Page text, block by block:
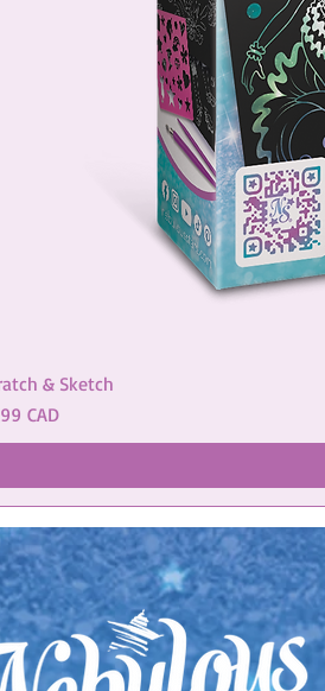
& Sketch
CAD